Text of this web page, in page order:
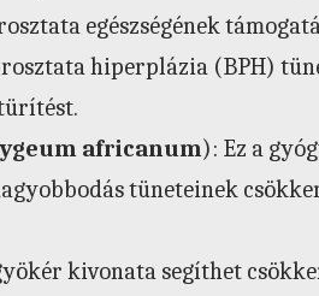
egészségének
hiperplázia (BPH)
africanum): Ez a
tüneteinek
kivonata segíthet